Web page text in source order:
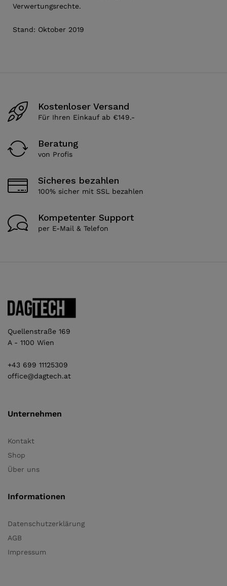
Verwertungsrechte.
Stand: Oktober 2019
Kostenloser Versand
Für Ihren Einkauf ab €149.-
Beratung
von Profis
Sicheres bezahlen
100% sicher mit SSL bezahlen
Kompetenter Support
per E-Mail & Telefon
Quellenstraße 169
A - 1100 Wien
+43 699 11125309
office@dagtech.at
Unternehmen
Kontakt
Shop
Über uns
Informationen
Datenschutzerklärung
AGB
Impressum